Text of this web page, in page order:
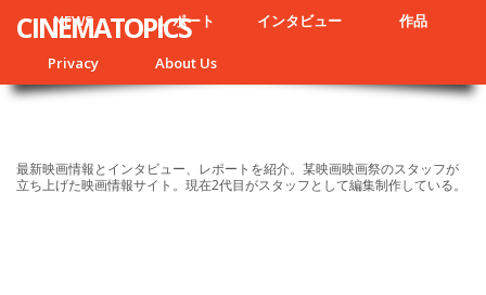
NEWS レポート インタビュー 作品
Privacy About Us
CINEMATOPICS
最新映画情報とインタビュー、レポートを紹介。某映画映画祭のスタッフが
立ち上げた映画情報サイト。現在2代目がスタッフとして編集制作している。